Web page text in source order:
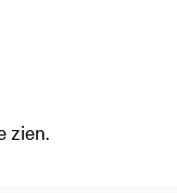
zien.